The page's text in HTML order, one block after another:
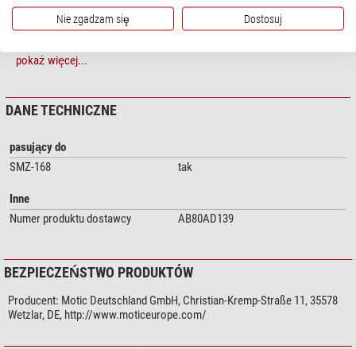
pokaż więcej...
DANE TECHNICZNE
pasujący do
SMZ-168
tak
Inne
Numer produktu dostawcy
AB80AD139
BEZPIECZEŃSTWO PRODUKTÓW
Producent: Motic Deutschland GmbH, Christian-Kremp-Straße 11, 35578
Wetzlar, DE, http://www.moticeurope.com/
Nie zgadzam się Dostosuj